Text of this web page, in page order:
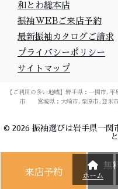
和とわ総本店
振袖WEBご来店予約
最新振袖カタログご請求
プライバシーポリシー
サイトマップ
【ご利用の多い地域】岩手県：一関市､
市 宮城県：大崎市､栗原市､登米市
© 2026 振袖選びは岩手県一関
ホーム
来店予約
無